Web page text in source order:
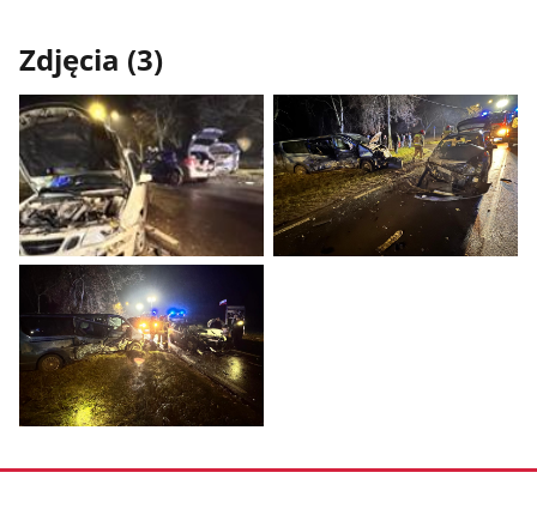
Zdjęcia (3)
Pokaż
zdjęcie
1
z
galerii.
zdjęcie